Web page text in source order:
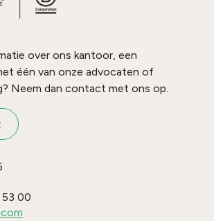
over ons kantoor, een
één van onze advocaten of
Neem dan contact met ons op.
53 00